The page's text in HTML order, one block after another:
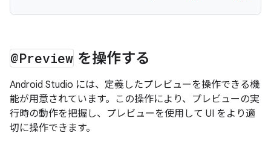
@Preview を操作する
Android Studio には、定義したプレビューを操作できる機
能が用意されています。この操作により、プレビューの実
行時の動作を把握し、プレビューを使用して UI をより適
切に操作できます。